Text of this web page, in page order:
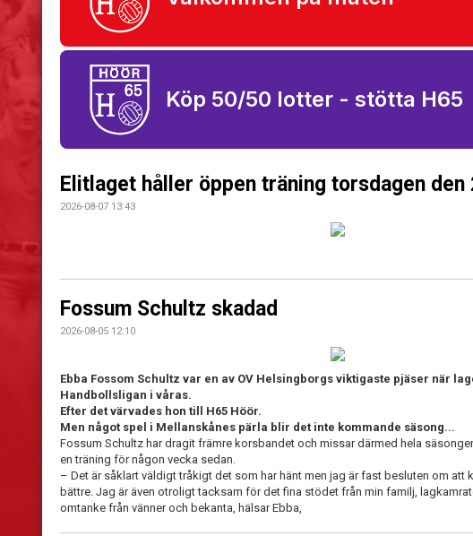
Köp 50/50 lotter - stötta H65
Elitlaget håller öppen träning torsdagen den
2026-08-07 13:43
Fossum Schultz skadad
2026-08-05 12:10
Ebba Fossom Schultz var en av OV Helsingborgs viktigaste pjäser när
Handbollsligan i våras.
Efter det värvades hon till H65 Höör.
Men något spel i Mellanskånes pärla blir det inte kommande säsong...
Fossum Schultz har dragit främre korsbandet och missar därmed hela
en träning för någon vecka sedan.
– Det är såklart väldigt tråkigt det som har hänt men jag är fast besluten om att
bättre. Jag är även otroligt tacksam för det fina stödet från min familj,
omtanke från vänner och bekanta, hälsar Ebba,